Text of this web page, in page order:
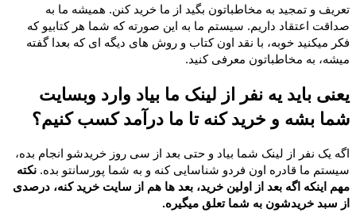
تعریف و تمجید به مخاطباتون بگید از ما خرید کنن. همیشه ما به
صداقت اعتقاد داریم. سیستم ما به این صورته که شما هر کتابیو که
فکر میکنید خوبه، با نقد اون کتاب و روش های دیگه ای که بعدا گفته
میشه، به مخاطباتون معرفی کنید.
یعنی باید یه نفر از لینک ما بیاد وارد وبسایت
شما بشه و خرید کنه تا ما درآمد کسب کنیم؟
اگه یک نفر از لینک شما بیاد و حتی بعد از سی روز خریدشو انجام بده،
سیستم ما قادره اون فردو شناسایی کنه و به شما پورسانتو بده. نکته
مهم اینکه اگه بعد از اولین خرید، بعد ها هم از سایت خرید کنه، درصدی
از سبد خریدشون به شما تعلق میگیره.